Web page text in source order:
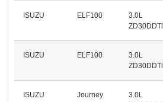
ISUZU ELF100
3.0L
ZD30DDTi
ISUZU ELF100
3.0L
ZD30DDTi
ISUZU Journey
3.0L